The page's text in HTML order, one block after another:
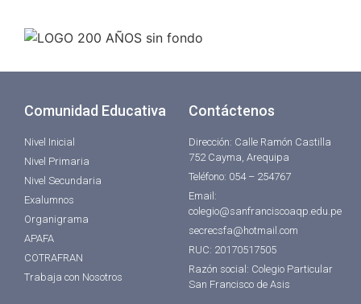
Comunidad Educativa
Nivel Inicial
Nivel Primaria
Nivel Secundaria
Exalumnos
Organigrama
APAFA
COTRAFRAN
Trabaja con Nosotros
Contáctenos
Dirección: Calle Ramón Castilla
752 Cayma, Arequipa
Teléfono: 054 – 254767
Email:
colegio@sanfranciscoaqp.edu.pe
secrecsfa@hotmail.com
RUC: 20170517505
Razón social: Colegio Particular
San Francisco de Asis